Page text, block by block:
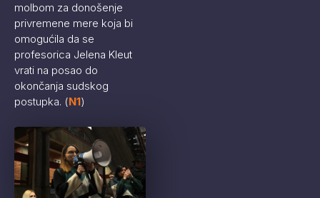
molbom za donošenje
privremene mere koja bi
omogućila da se
profesorica Jelena Kleut
vrati na posao do
okončanja sudskog
postupka. (N1)